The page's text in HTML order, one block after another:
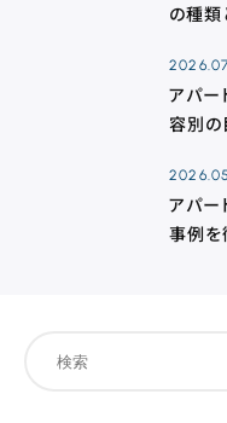
の種
アパー
容別
アパー
事例